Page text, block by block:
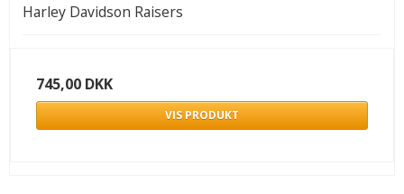
Harley Davidson Raisers
745,00 DKK
VIS PRODUKT